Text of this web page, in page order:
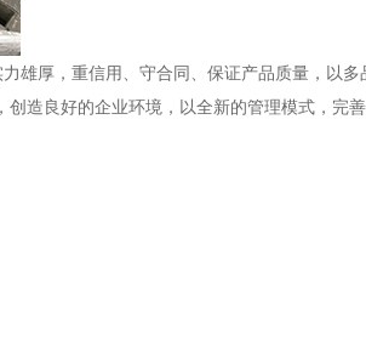
雄厚，重信用、守合同、保证产品质量，以
造良好的企业环境，以全新的管理模式，完